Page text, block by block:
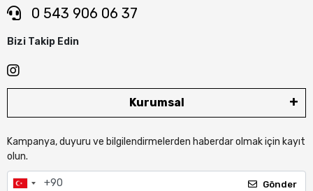
0 543 906 06 37
Bizi Takip Edin
Kurumsal
Kampanya, duyuru ve bilgilendirmelerden haberdar olmak için kayıt
olun.
Gönder